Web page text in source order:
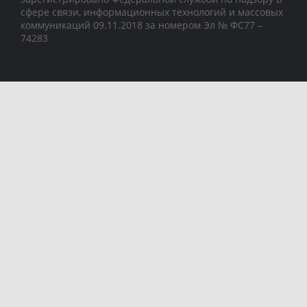
сфере связи, информационных технологий и массовых
коммуникаций 09.11.2018 за номером Эл № ФС77 –
74283